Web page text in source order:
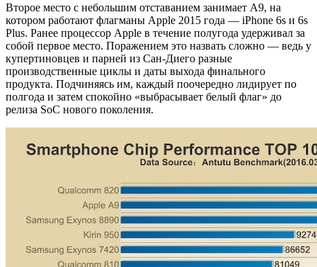
Второе место с небольшим отставанием занимает А9, на
котором работают флагманы Apple 2015 года — iPhone 6s и 6s
Plus. Ранее процессор Apple в течение полугода удерживал за
собой первое место. Поражением это назвать сложно — ведь у
купертиновцев и парней из Сан-Диего разные
производственные циклы и даты выхода финального
продукта. Подчиняясь им, каждый поочередно лидирует по
полгода и затем спокойно «выбрасывает белый флаг» до
релиза SoC нового поколения.